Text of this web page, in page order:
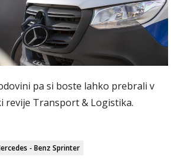
pa si boste lahko prebrali v
revije Transport & Logistika.
- Benz Sprinter